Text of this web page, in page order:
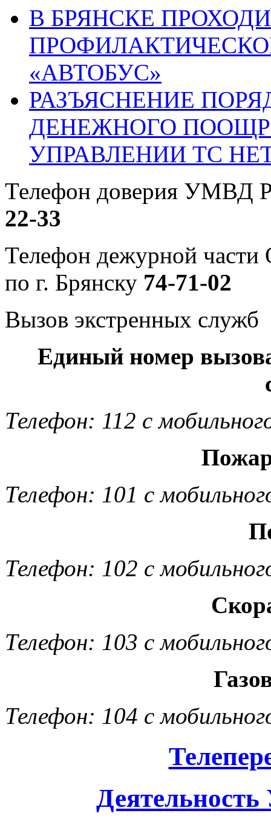
В БРЯНСКЕ
«АВТОБУС»
РАЗЪЯСНЕНИЕ
ДЕНЕЖНОГО
УПРАВЛЕНИИ ТС
Телефон доверия УМВД
22-33
Телефон дежурной
по г. Брянску 74-71-02
Вызов экстренных служб
Единый номер
Телефон: 112 с
Телефон: 101 с
Телефон: 102 с
Телефон: 103 с
Телефон: 104 с